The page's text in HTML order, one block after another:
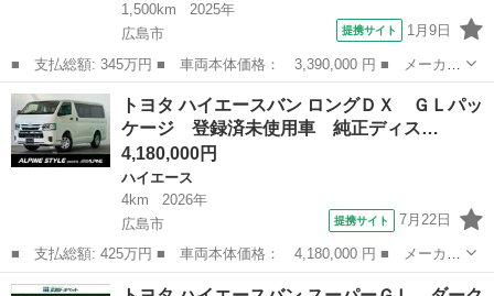
1,500km
2025年
広島市
提携サイト 1月9日
■ 支払総額: 345万円 ■ 車両本体価格： 3,390,000 円 ■ メーカー
名： トヨタ ■ 車種名： ハイエースバン ■ グレード名： Ｄ
Ｘ ＧＬパッケージ ナビ パノラミックビューモニター ＥＴＣ
Ｂカメラ キ...
広島 広島市 ハイエース
トヨタ ハイエースバン ロングＤＸ ＧＬパッ
ケージ 登録済未使用車 純正ディス…
4,180,000円
ハイエース
4km
2026年
広島市
提携サイト 7月22日
■ 支払総額: 425万円 ■ 車両本体価格： 4,180,000 円 ■ メーカー
名： トヨタ ■ 車種名： ハイエースバン ■ グレード名： ロン
広島 広島市 ハイエース